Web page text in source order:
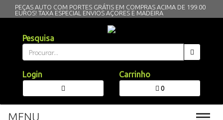
PEÇAS AUTO COM PORTES GRÁTIS EM COMPRAS ACIMA DE 199.00
EUROS! TAXA ESPECIAL ENVIOS AÇORES E MADEIRA
Pesquisa
Login Carrinho
0
MENU